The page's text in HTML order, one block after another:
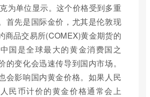
为单位显示。这个价格受到多重
首先是国际金价，尤其是伦敦现
商品交易所(COMEX)黄金期货的
国是全球最大的黄金消费国之
的变化会迅速传导到国内市场。
会影响国内黄金价格。如果人民
民币计价的黄金价格通常会上